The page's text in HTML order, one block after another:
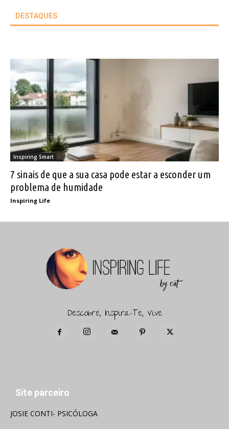
DESTAQUES
Inspiring Smart
7 sinais de que a sua casa pode estar a esconder um
problema de humidade
Inspiring Life
Descobre, Inspira-Te, Vive
Site parceiro
JOSIE CONTI- PSICÓLOGA